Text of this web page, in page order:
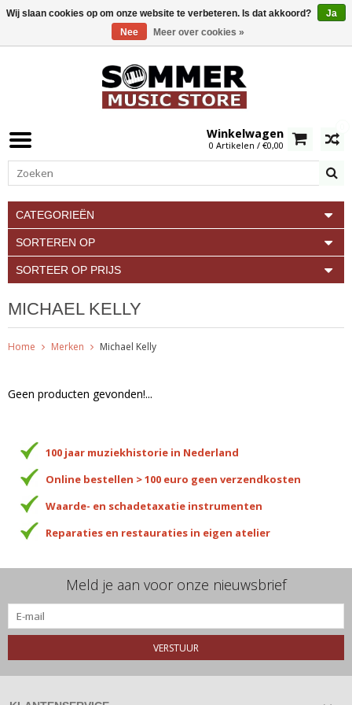
Winkelwagen
0 Artikelen / €0,00
CATEGORIEËN
SORTEREN OP
SORTEER OP PRIJS
MICHAEL KELLY
Home Merken Michael Kelly
Geen producten gevonden!...
100 jaar muziekhistorie in Nederland
Online bestellen > 100 euro geen verzendkosten
Waarde- en schadetaxatie instrumenten
Reparaties en restauraties in eigen atelier
Meld je aan voor onze nieuwsbrief
VERSTUUR
Wij slaan cookies op om onze website te verbeteren. Is dat akkoord?
Ja
Nee
Meer over cookies »